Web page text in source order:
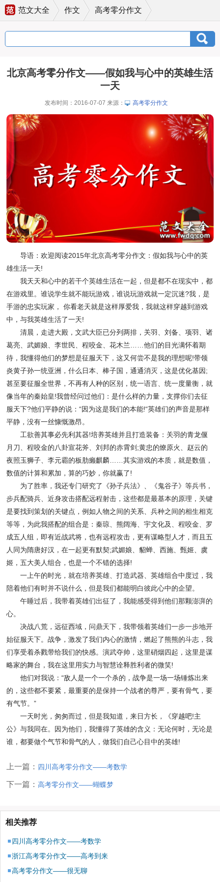
范文大全 作文 高考零分作文
北京高考零分作文——假如我与心中的英雄生活
一天
发布时间：2016-07-07 来源： 高考零分作文
导语：欢迎阅读2015年北京高考零分作文：假如我与心中的英
雄生活一天!
我天天和心中的若干个英雄生活在一起，但是都不在现实中，都
在游戏里。谁说学生就不能玩游戏，谁说玩游戏就一定沉迷?我，是
手游的忠实玩家， 你看老天就是这样厚爱我，我就这样穿越到游戏
中，与我英雄生活了一天!
清晨，走进大殿，文武大臣已分列两排，关羽、刘备、项羽、诸
葛亮、武媚娘、李世民、程咬金、花木兰……他们的目光满怀着期
待，我懂得他们的梦想是征服天下，这又何尝不是我的理想呢!带领
炎黄子孙一统亚洲，什么日本、棒子国，通通消灭，这是优化基因;
甚至要征服全世界，不再有人种的区别，统一语言、统一度量衡，就
像当年的秦始皇!我曾经问过他们：是什么样的力量，支撑你们去征
服天下?他们平静的说：“因为这是我们的本能!“英雄们的声音是那样
平静，没有一丝慷慨激昂。
工欲善其事必先利其器!培养英雄并且打造装备：关羽的青龙偃
月刀、程咬金的八卦宣花斧、刘邦的赤霄剑;黄忠的燎原火、赵云的
夜照玉狮子、李元霸的板肋癞麒麟……其实游戏的本质，就是数值，
数值的计算和累加，算的巧妙，你就赢了!
为了胜率，我还专门研究了《孙子兵法》、《鬼谷子》等兵书，
步兵配骑兵、近身攻击搭配远程射击，这些都是最基本的原理，关键
是要找到策划的关键点，例如人物之间的关系、兵种之间的相生相克
等等，为此我搭配的组合是：秦琼、熊阔海、宇文化及、程咬金、罗
成五人组，即有近战武将，也有远程攻击，更有谋略型人才，而且五
人同为隋唐好汉，在一起更有默契;武媚娘、貂蝉、西施、甄姬、虞
姬，五大美人组合，也是一个不错的选择!
一上午的时光，就在培养英雄、打造武器、英雄组合中度过，我
陪着他们有时并不说什么，但是我们都能明白彼此心中的企望。
午睡过后，我带着英雄们出征了，我能感受得到他们那颗澎湃的
心。
决战八荒，远征西域，问鼎天下，我带领着英雄们一步一步地开
始征服天下。战争，激发了我们内心的激情，燃起了熊熊的斗志，我
们享受着杀戮带给我们的快感。演武夺帅，这里硝烟四起，这里是谋
略家的舞台，我在这里用实力与智慧诠释胜利者的微笑!
他们对我说：“敌人是一个一个杀的，战争是一场一场锤炼出来
的，这些都不要紧，最重要的是保持一个战者的尊严，要有骨气，要
有气节。”
一天时光，匆匆而过，但是我知道，来日方长，《穿越吧!主
公》与我同在。因为他们，我懂得了英雄的含义：无论何时，无论是
谁，都要做个气节和骨气的人，做我们自己心目中的英雄!
上一篇： 四川高考零分作文——考数学
下一篇：高考零分作文——蝴蝶梦
相关推荐
四川高考零分作文——考数学
浙江高考零分作文——高考到来
高考零分作文——很无聊